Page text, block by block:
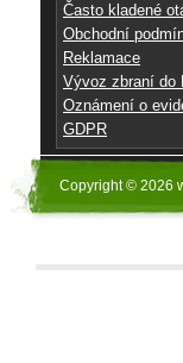
Často kladené
Obchodní
Reklamace
Vývoz zbraní do
Oznámení o
GDPR
Copyright © 2026